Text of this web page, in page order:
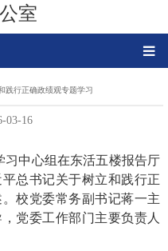
室
践行正确政绩观专题学习
03-16
习中心组在东活五楼报告厅
总书记关于树立和践行正
校党委常务副书记蒋一主
党委工作部门主要负责人